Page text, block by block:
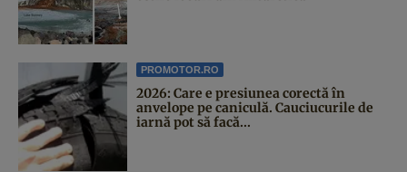
PROMOTOR.RO
2026: Care e presiunea corectă în
anvelope pe caniculă. Cauciucurile de
iarnă pot să facă...